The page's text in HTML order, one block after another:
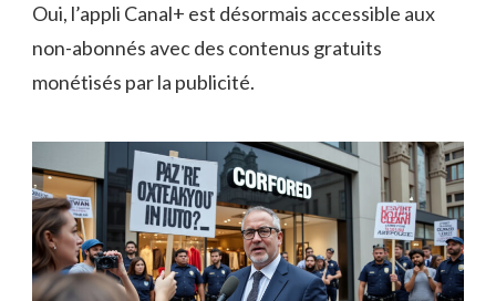
Oui, l’appli Canal+ est désormais accessible aux
non-abonnés avec des contenus gratuits
monétisés par la publicité.